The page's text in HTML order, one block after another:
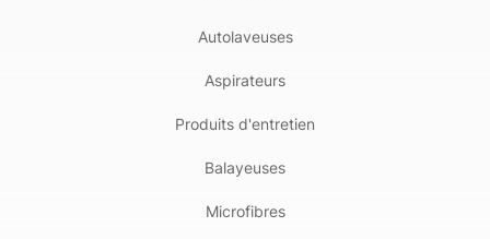
Autolaveuses
Aspirateurs
Produits d'entretien
Balayeuses
Microfibres